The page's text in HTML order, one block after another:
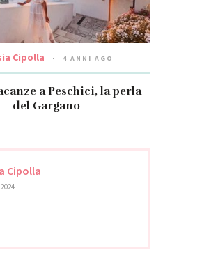
Cipolla 4 ANNI AGO
a Peschici, la perla
del Gargano
Cipolla